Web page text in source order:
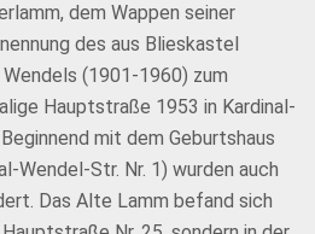
dem Wappen seiner
des aus Blieskastel
(1901-1960) zum
Hauptstraße 1953 in Kardinal-
mit dem Geburtshaus
Wendel-Str. Nr. 1) wurden auch
Das Alte Lamm befand sich